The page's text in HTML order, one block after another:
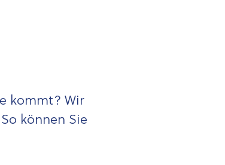
kommt? Wir
können Sie
der Pension